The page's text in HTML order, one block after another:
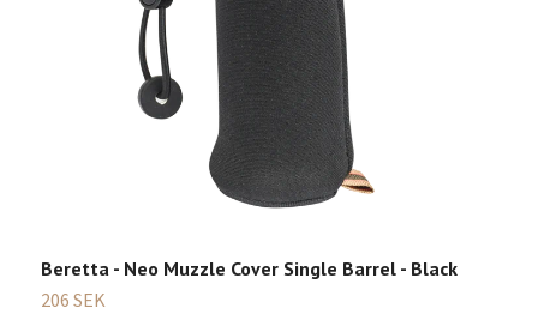
Beretta - Neo Muzzle Cover Single Barrel - Black
206 SEK